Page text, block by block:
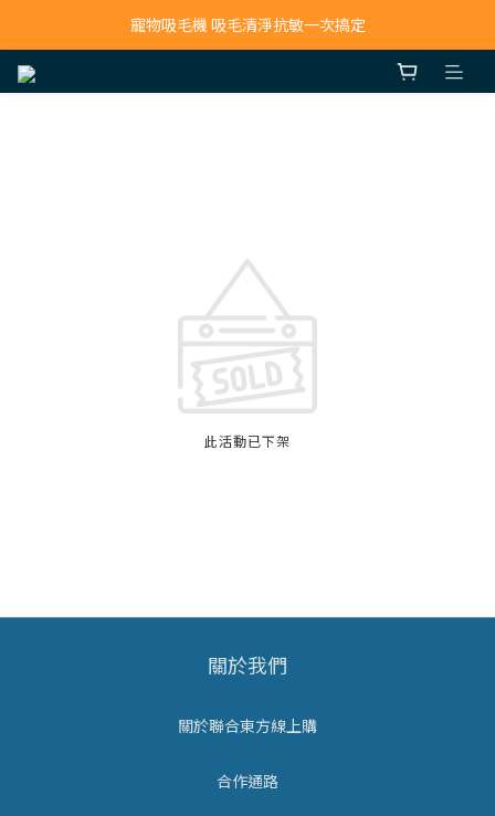
寵物吸毛機 吸毛清淨抗敏一次搞定
寵物吸毛機 吸毛清淨抗敏一次搞定
此活動已下架
關於我們
關於聯合東方線上購
合作通路